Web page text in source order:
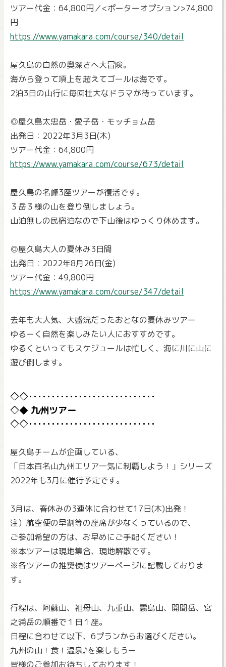
ツアー代金：64,800円／<ポーターオプション>74,800
円
https://www.yamakara.com/course/340/detail
屋久島の自然の奥深さへ大冒険。
海から登って頂上を超えてゴールは海です。
2泊3日の山行に毎回壮大なドラマが待っています。
◎屋久島太忠岳・愛子岳・モッチョム岳
出発日：2022年3月3日(木)
ツアー代金：64,800円
https://www.yamakara.com/course/673/detail
屋久島の名峰3座ツアーが復活です。
３岳３様の山を登り倒しましょう。
山泊無しの民宿泊なので下山後はゆっくり休めます。
◎屋久島大人の夏休み3日間
出発日：2022年8月26日(金)
ツアー代金：49,800円
https://www.yamakara.com/course/347/detail
去年も大人気、大盛況だったおとなの夏休みツアー
ゆるーく自然を楽しみたい人におすすめです。
ゆるくといってもスケジュールは忙しく、海に川に山に
遊び倒します。
九州ツアー
屋久島チームが企画している、
「日本百名山九州エリア一気に制覇しよう！」シリーズ
2022年も3月に催行予定です。
3月は、春休みの3連休に合わせて17日(木)出発！
注）航空便の早割等の座席が少なくっているので、
ご参加希望の方は、お早めにご手配ください！
※本ツアーは現地集合、現地解散です。
※各ツアーの推奨便はツアーページに記載しておりま
す。
行程は、阿蘇山、祖母山、九重山、霧島山、開聞岳、宮
之浦岳の順番で１日１座。
日程に合わせて以下、6プランからお選びください。
九州の山！食！温泉♪を楽しもうー
皆様のご参加お待ちしております！